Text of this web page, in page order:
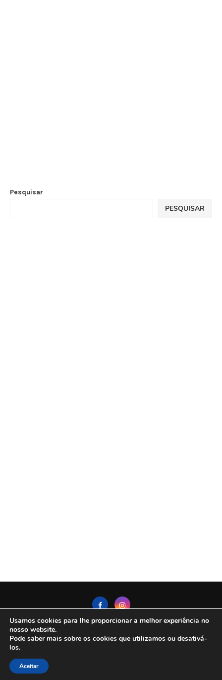
Pesquisar
PESQUISAR
Politica de Privacidade Contato
Sobre Nós
@2025 - All Right Reserved. DestinoAberto.com
Usamos cookies para lhe proporcionar a melhor experiência no
nosso website.
Pode saber mais sobre os cookies que utilizamos ou desativá-
los.
Aceitar